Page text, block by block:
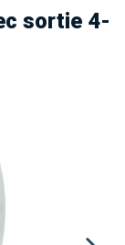
sortie 4-